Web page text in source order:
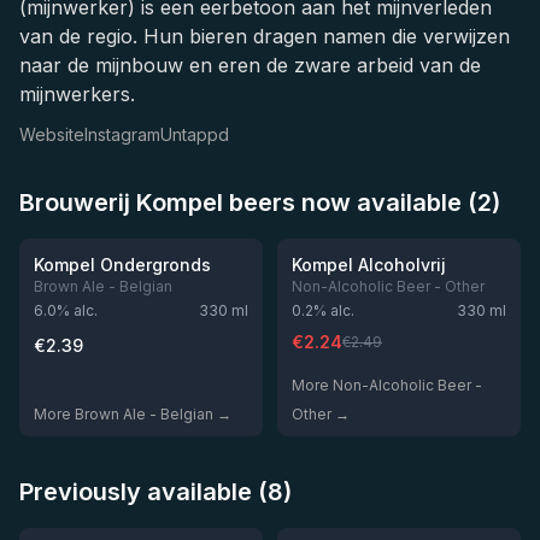
(mijnwerker) is een eerbetoon aan het mijnverleden
van de regio. Hun bieren dragen namen die verwijzen
naar de mijnbouw en eren de zware arbeid van de
mijnwerkers.
WebsiteInstagramUntappd
Brouwerij Kompel beers now available (2)
★ 3.33
Kompel Ondergronds
Brown Ale - Belgian
6.0% alc. 330 ml
€2.39
More Brown Ale - Belgian →
★2.95 10%
Kompel Alcoholvrij
Non-Alcoholic Beer - Other
0.2% alc. 330 ml
€2.24€2.49
More Non-Alcoholic Beer -
Other →
Previously available (8)
★3.69 ★